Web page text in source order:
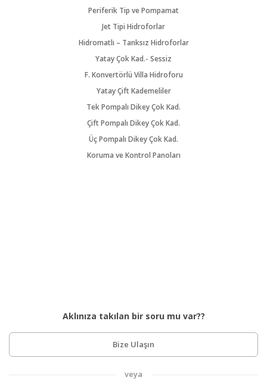
Periferik Tip ve Pompamat
Jet Tipi Hidroforlar
Hidromatlı – Tanksız Hidroforlar
Yatay Çok Kad.- Sessiz
F. Konvertörlü Villa Hidroforu
Yatay Çift Kademeliler
Tek Pompalı Dikey Çok Kad.
Çift Pompalı Dikey Çok Kad.
Üç Pompalı Dikey Çok Kad.
Koruma ve Kontrol Panoları
Aklınıza takılan bir soru mu var??
Bize Ulaşın
veya